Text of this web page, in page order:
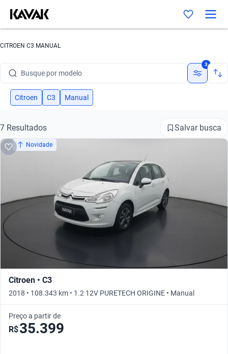
CITROEN C3 MANUAL
Busque por modelo
Busque por versão
Busque por marca
Busque por versão
Busque por ano
3
Citroen C3 Manual
7 Resultados Salvar busca
Novidade
Citroen • C3
2018 • 108.343 km • 1.2 12V PURETECH ORIGINE • Manual
Preço a partir de
R$35.399